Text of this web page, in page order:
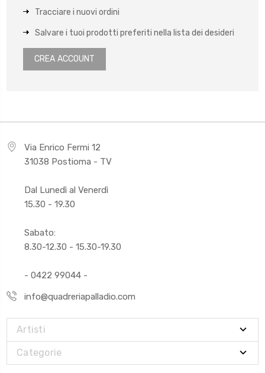
Tracciare i nuovi ordini
Salvare i tuoi prodotti preferiti nella lista dei desideri
CREA ACCOUNT
Via Enrico Fermi 12
31038 Postioma - TV
Dal Lunedì al Venerdì
15.30 - 19.30
Sabato:
8.30-12.30 - 15.30-19.30
- 0422 99044 -
info@quadreriapalladio.com
Artisti
Categorie